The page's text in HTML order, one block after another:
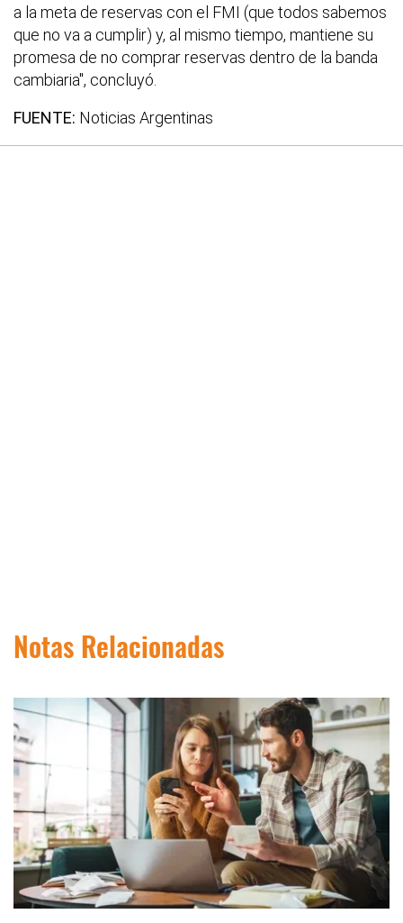
a la meta de reservas con el FMI (que todos sabemos
que no va a cumplir) y, al mismo tiempo, mantiene su
promesa de no comprar reservas dentro de la banda
cambiaria", concluyó.
FUENTE: Noticias Argentinas
Notas Relacionadas